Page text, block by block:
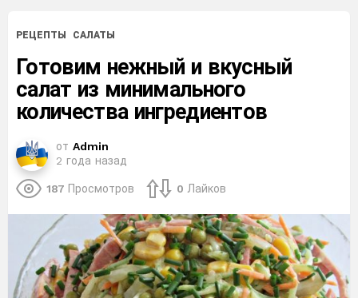
РЕЦЕПТЫ САЛАТЫ
Готовим нежный и вкусный
салат из минимального
количества ингредиентов
от Admin
2 года назад
187 Просмотров 0 Лайков